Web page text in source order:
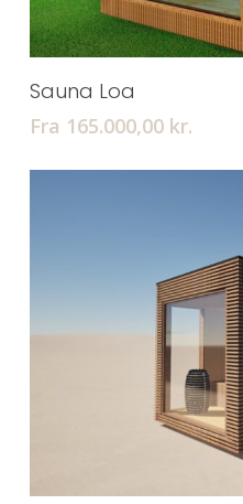
Sauna Loa
Fra 165.000,00 kr.